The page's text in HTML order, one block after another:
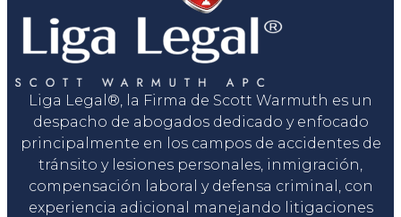
Liga Legal®, la Firma de Scott Warmuth es un
despacho de abogados dedicado y enfocado
principalmente en los campos de accidentes de
tránsito y lesiones personales, inmigración,
compensación laboral y defensa criminal, con
experiencia adicional manejando litigaciones